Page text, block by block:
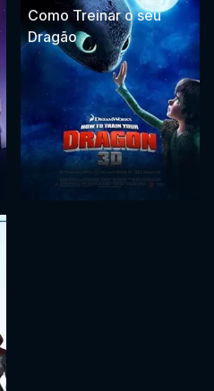
Como Treinar o seu
Dragão